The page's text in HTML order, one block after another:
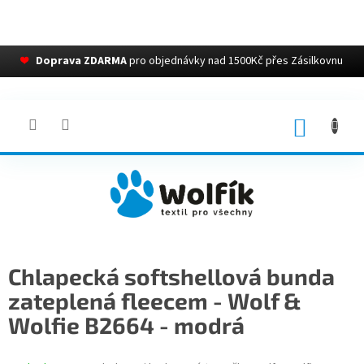
❤ Doprava ZDARMApro objednávky nad 1500Kč přes Zásilkovnu
Chlapecká softshellová bunda
zateplená fleecem - Wolf &
Wolfie B2664 - modrá